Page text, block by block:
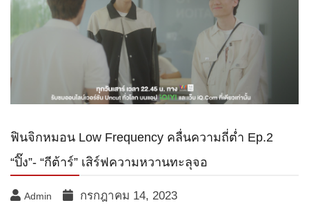
ฟินจิกหมอน Low Frequency คลื่นความถี่ต่ำ Ep.2
“ปิ๊ง”- “กีต้าร์” เสิร์ฟความหวานทะลุจอ
Admin กรกฎาคม 14, 2023